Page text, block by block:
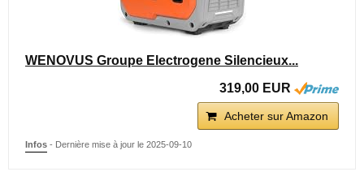
WENOVUS Groupe Electrogene Silencieux...
319,00 EUR
Acheter sur Amazon
Infos - Dernière mise à jour le 2025-09-10